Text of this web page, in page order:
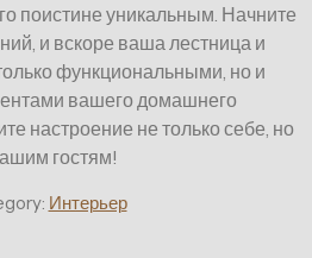
поистине уникальным. Начните
и вскоре ваша лестница и
функциональными, но и
вашего домашнего
настроение не только себе, но
гостям!
Интерьер